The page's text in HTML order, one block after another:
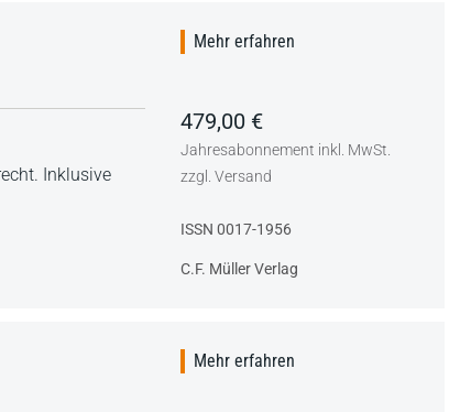
Inklusive
Mehr erfahren
479,00 €
Jahresabonnement inkl. MwSt.
zzgl. Versand
ISSN 0017-1956
C.F. Müller Verlag
Mehr erfahren